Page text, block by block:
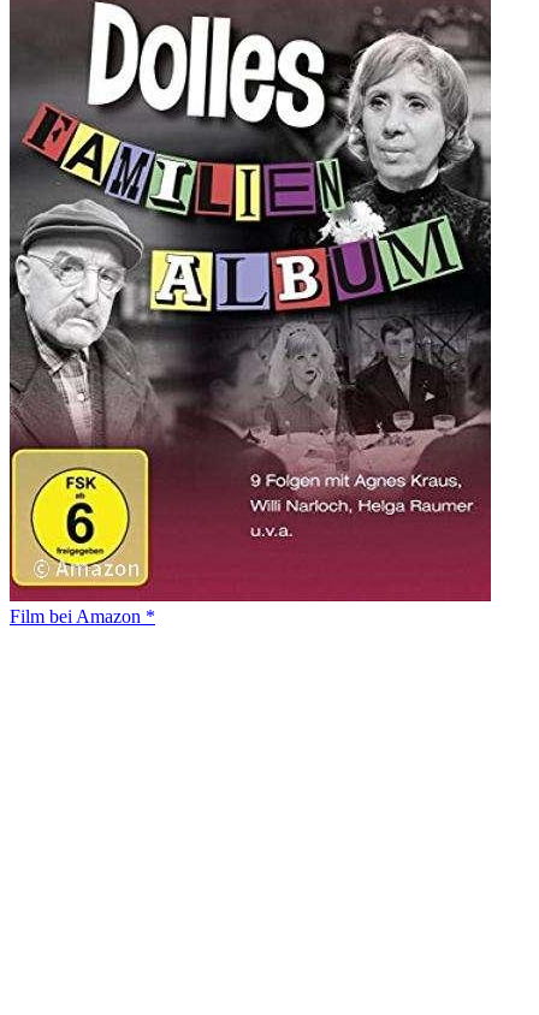
Film bei Amazon *